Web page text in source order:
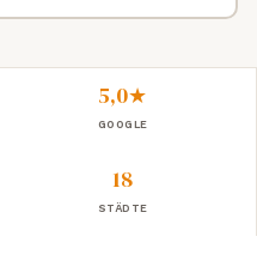
5,0★
GOOGLE
18
STÄDTE